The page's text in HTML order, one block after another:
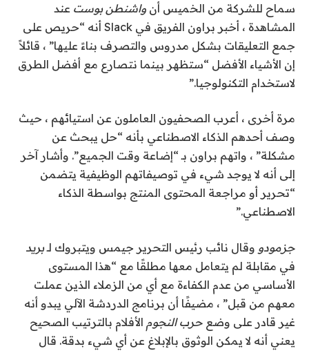
سماح للشركة من الخميس أن واشنطن بوست عند
المشاهدة ، أخبر براون الفريق في Slack أنه “حريص على
جمع التعليقات بشكل مدروس والتصرف بناءً عليها” ، قائلاً
إن الأشياء الأفضل “ستظهر بينما نتصارع مع أفضل الطرق
لاستخدام التكنولوجيا.”
مرة أخرى ، أعرب الصحفيون العاملون عن استيائهم ، حيث
وصف أحدهم الذكاء الاصطناعي بأنه “حل يبحث عن
مشكلة” ، واتهم براون بـ “إضاعة وقت الجميع”. وأشار آخر
إلى أنه لا يوجد شيء في توصيفاتهم الوظيفية يتضمن
“تحرير أو مراجعة المحتوى المنتج بواسطة الذكاء
الاصطناعي.”
جزمودو وقال نائب رئيس التحرير جيمس ويتبروك لـبريد
في مقابلة لم يتعامل معها مطلقًا مع “هذا المستوى
الأساسي من عدم الكفاءة مع أي من الزملاء الذين عملت
معهم من قبل” ، مضيفًا أن برنامج الدردشة الآلي يبدو أنه
غير قادر على وضع حرب النجوم الأفلام بالترتيب الصحيح
يعني أنه لا يمكن الوثوق بالإبلاغ عن أي شيء بدقة. قال